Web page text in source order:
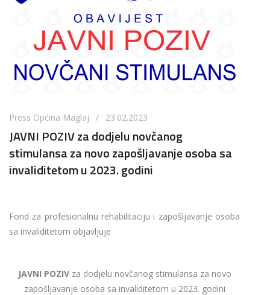
Press Općina Maglaj / 23.02.2023
JAVNI POZIV za dodjelu novčanog
stimulansa za novo zapošljavanje osoba sa
invaliditetom u 2023. godini
Fond za profesionalnu rehabilitaciju i zapošljavanje osoba
sa invaliditetom objavljuje
JAVNI POZIVza dodjelu novčanog stimulansa za novo
zapošljavanje osoba sa invaliditetom u 2023. godini